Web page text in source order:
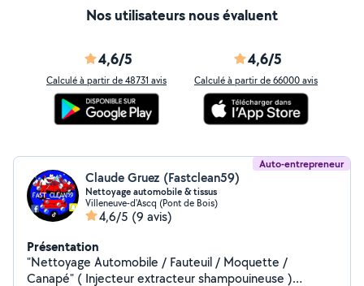
Nos utilisateurs nous évaluent
4,6/5
Calculé à partir de 48731 avis
4,6/5
Calculé à partir de 66000 avis
Auto-entrepreneur
Claude Gruez (Fastclean59)
Nettoyage automobile & tissus
Villeneuve-d'Ascq (Pont de Bois)
4,6/5 (9 avis)
Présentation
"Nettoyage Automobile / Fauteuil / Moquette /
Canapé" ( Injecteur extracteur shampouineuse )